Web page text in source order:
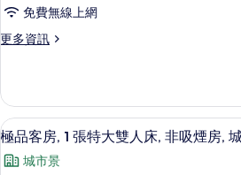
所
有
煙
的
張
特
雙
人
床
的
免費無線上網
更多資訊
更
客
房,
1
特
顯
示
極品
8
極品客房, 1 張特大雙人床, 非吸煙房,
城市景